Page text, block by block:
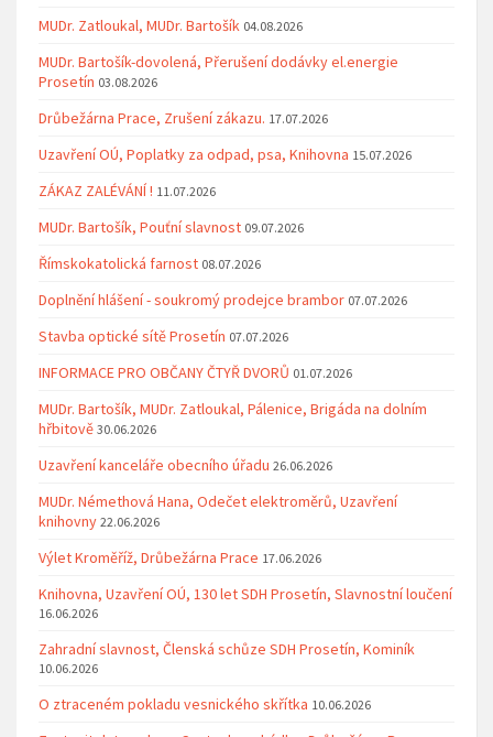
MUDr. Zatloukal, MUDr. Bartošík 04.08.2026
MUDr. Bartošík-dovolená, Přerušení dodávky el.energie
Prosetín 03.08.2026
Drůbežárna Prace, Zrušení zákazu. 17.07.2026
Uzavření OÚ, Poplatky za odpad, psa, Knihovna 15.07.2026
ZÁKAZ ZALÉVÁNÍ ! 11.07.2026
MUDr. Bartošík, Pouťní slavnost 09.07.2026
Římskokatolická farnost 08.07.2026
Doplnění hlášení - soukromý prodejce brambor 07.07.2026
Stavba optické sítě Prosetín 07.07.2026
INFORMACE PRO OBČANY ČTYŘ DVORŮ 01.07.2026
MUDr. Bartošík, MUDr. Zatloukal, Pálenice, Brigáda na dolním
hřbitově 30.06.2026
Uzavření kanceláře obecního úřadu 26.06.2026
MUDr. Némethová Hana, Odečet elektroměrů, Uzavření
knihovny 22.06.2026
Výlet Kroměříž, Drůbežárna Prace 17.06.2026
Knihovna, Uzavření OÚ, 130 let SDH Prosetín, Slavnostní loučení
16.06.2026
Zahradní slavnost, Členská schůze SDH Prosetín, Kominík
10.06.2026
O ztraceném pokladu vesnického skřítka 10.06.2026